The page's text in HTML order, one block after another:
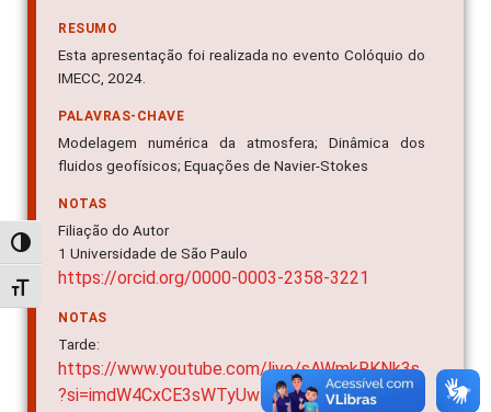
Alternar alto contraste
Alternar tamanho da fonte
RESUMO
Esta apresentação foi realizada no evento Colóquio do
IMECC, 2024.
PALAVRAS-CHAVE
Modelagem numérica da atmosfera; Dinâmica dos
fluidos geofísicos; Equações de Navier-Stokes
NOTAS
Filiação do Autor
1 Universidade de São Paulo
https://orcid.org/0000-0003-2358-3221
NOTAS
Tarde:
https://www.youtube.com/live/sAWmkRKNk3s
?si=imdW4CxCE3sWTyUw